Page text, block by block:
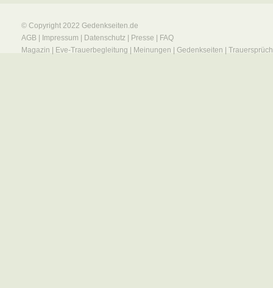
© Copyright 2022 Gedenkseiten.de
AGB
Impressum Datenschutz Presse
FAQ
Magazin
Eve-Trauerbegleitung Meinungen Gedenkseiten